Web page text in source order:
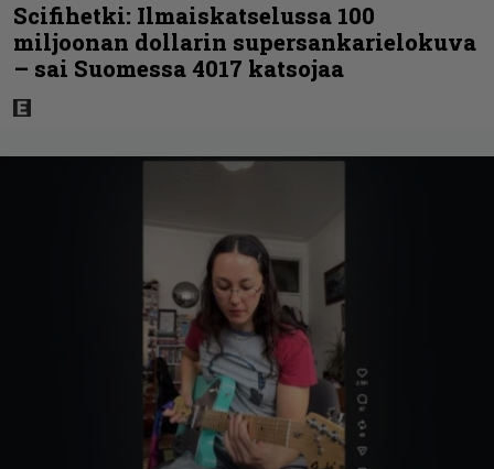
Scifihetki: Ilmaiskatselussa 100
miljoonan dollarin supersankarielokuva
– sai Suomessa 4017 katsojaa